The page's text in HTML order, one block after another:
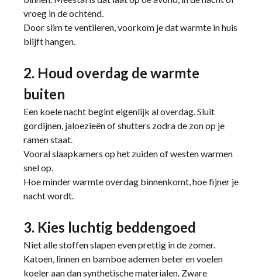
vroeg in de ochtend.
Door slim te ventileren, voorkom je dat warmte in huis
blijft hangen.
2. Houd overdag de warmte
buiten
Een koele nacht begint eigenlijk al overdag. Sluit
gordijnen, jaloezieën of shutters zodra de zon op je
ramen staat.
Vooral slaapkamers op het zuiden of westen warmen
snel op.
Hoe minder warmte overdag binnenkomt, hoe fijner je
nacht wordt.
3. Kies luchtig beddengoed
Niet alle stoffen slapen even prettig in de zomer.
Katoen, linnen en bamboe ademen beter en voelen
koeler aan dan synthetische materialen. Zware